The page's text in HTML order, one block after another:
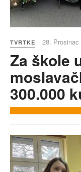
TVRTKE 28. Prosinac
Za škole
300.000